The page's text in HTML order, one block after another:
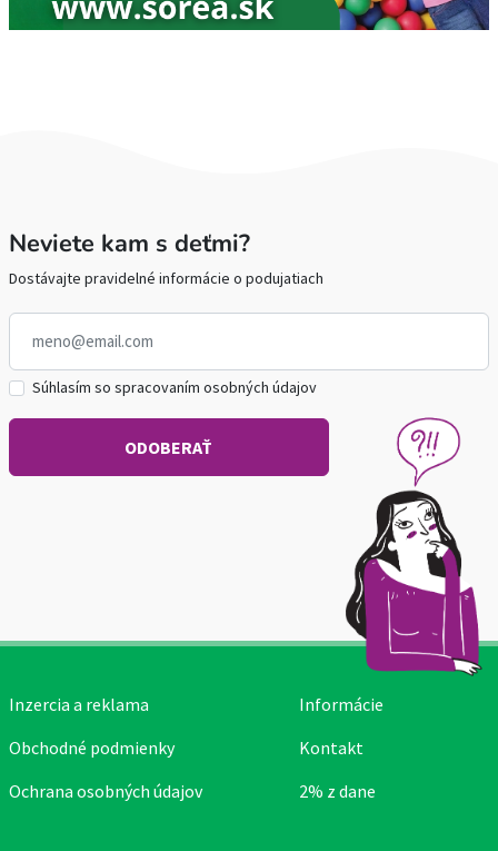
Neviete kam s deťmi?
Dostávajte pravidelné informácie o podujatiach
Súhlasím so spracovaním osobných údajov
Inzercia a reklama
Obchodné podmienky
Ochrana osobných údajov
Informácie
Kontakt
2% z dane